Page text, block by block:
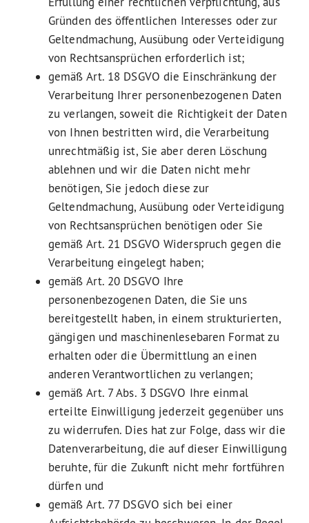
Gründen des öffentlichen Interesses oder zur
Geltendmachung, Ausübung oder Verteidigung
von Rechtsansprüchen erforderlich ist;
gemäß Art. 18 DSGVO die Einschränkung der
Verarbeitung Ihrer personenbezogenen Daten
zu verlangen, soweit die Richtigkeit der Daten
von Ihnen bestritten wird, die Verarbeitung
unrechtmäßig ist, Sie aber deren Löschung
ablehnen und wir die Daten nicht mehr
benötigen, Sie jedoch diese zur
Geltendmachung, Ausübung oder Verteidigung
von Rechtsansprüchen benötigen oder Sie
gemäß Art. 21 DSGVO Widerspruch gegen die
Verarbeitung eingelegt haben;
gemäß Art. 20 DSGVO Ihre
personenbezogenen Daten, die Sie uns
bereitgestellt haben, in einem strukturierten,
gängigen und maschinenlesebaren Format zu
erhalten oder die Übermittlung an einen
anderen Verantwortlichen zu verlangen;
gemäß Art. 7 Abs. 3 DSGVO Ihre einmal
erteilte Einwilligung jederzeit gegenüber uns
zu widerrufen. Dies hat zur Folge, dass wir die
Datenverarbeitung, die auf dieser Einwilligung
beruhte, für die Zukunft nicht mehr fortführen
dürfen und
gemäß Art. 77 DSGVO sich bei einer